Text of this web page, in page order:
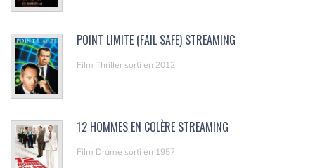
POINT LIMITE (FAIL SAFE) STREAMING
Film Thriller sorti en 2012
12 HOMMES EN COLÈRE STREAMING
Film Drame sorti en 1957